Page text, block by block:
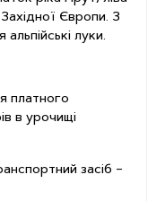
Європи. З
луки.
платного
в урочищі
засіб –